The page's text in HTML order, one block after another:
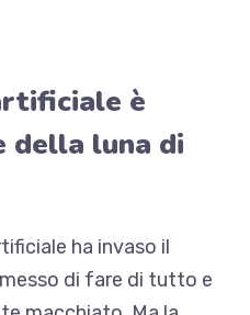
è
luna di
ha invaso il
di fare di tutto e